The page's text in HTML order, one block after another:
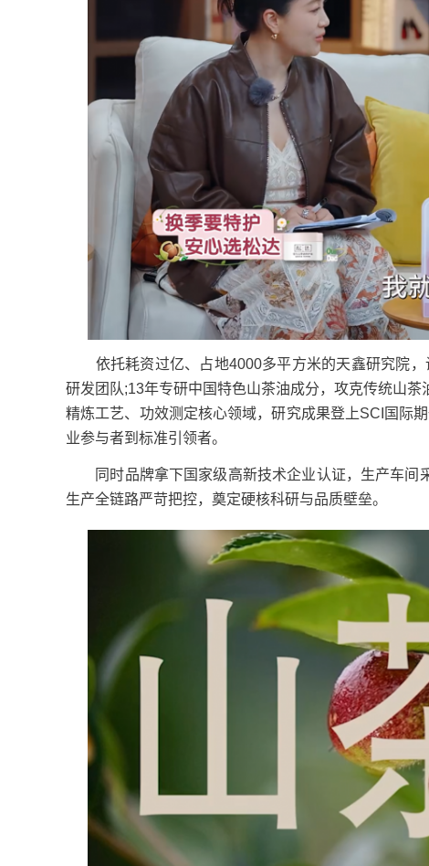
依托耗资过亿、占地4000多平方米的天鑫研究院，
研发团队;13年专研中国特色山茶油成分，攻克传统山
精炼工艺、功效测定核心领域，研究成果登上SCI国际
业参与者到标准引领者。
同时品牌拿下国家级高新技术企业认证，生产车间
生产全链路严苛把控，奠定硬核科研与品质壁垒。